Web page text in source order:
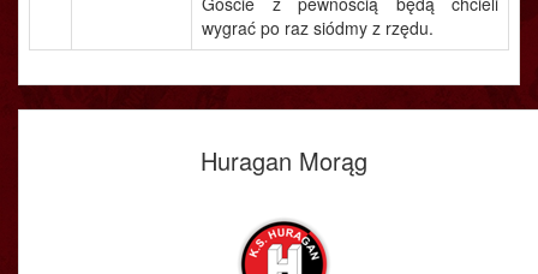
wygrać po raz siódmy z rzędu.
Huragan Morąg